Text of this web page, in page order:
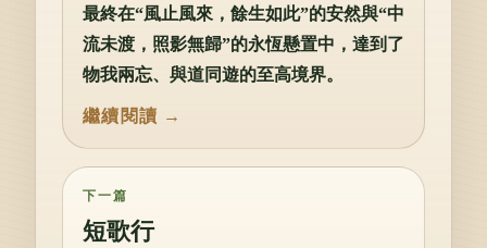
最終在“風止風來，餘生如此”的安然與“中
流未渡，照影無歸”的永恆懸置中，達到了
物我兩忘、與道同遊的至高境界。
下一篇
短歌行